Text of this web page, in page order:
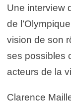
Une interview
de
vision de son
ses possibles
acteurs de la
Clarence